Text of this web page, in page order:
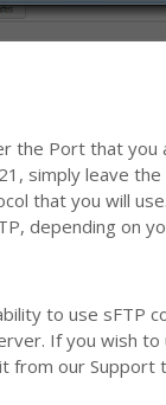
the Port that you
simply leave the
that you will
depending on
to use sFTP
If you wish to
from our Support